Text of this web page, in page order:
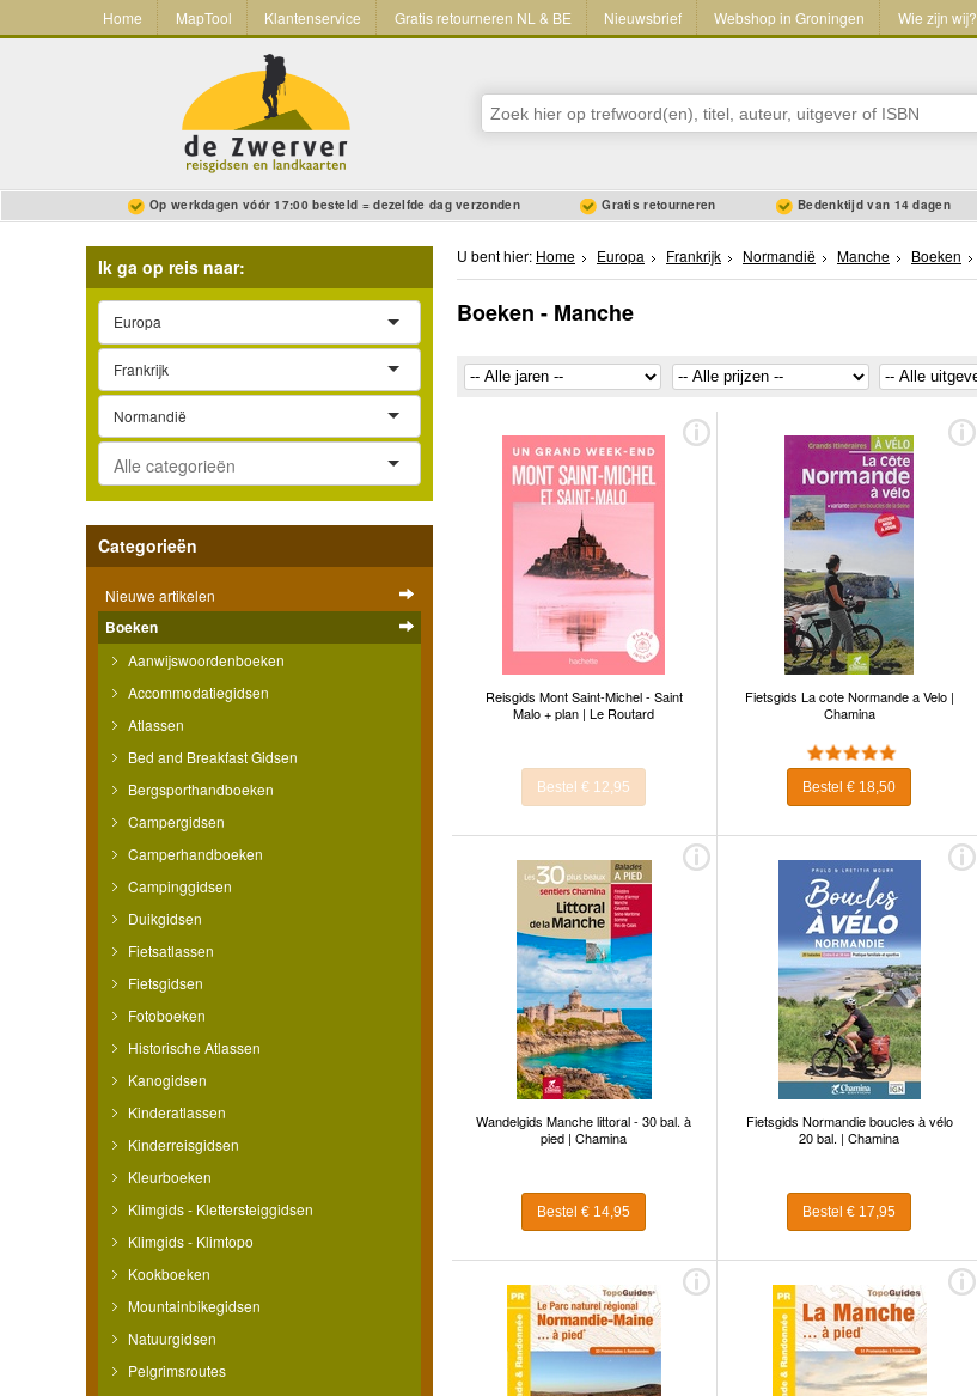
Home MapTool Klantenservice Gratis retourneren NL & BE Nieuwsbrief Webshop in Groningen Wie zijn wij?
Op werkdagen vóór 17:00 besteld = dezelfde dag verzonden Gratis retourneren Bedenktijd van 14 dagen
Ik ga op reis naar:
Europa
Frankrijk
Normandië
Categorieën
Nieuwe artikelen
Boeken
Aanwijswoordenboeken
Accommodatiegidsen
Atlassen
Bed and Breakfast Gidsen
Bergsporthandboeken
Campergidsen
Camperhandboeken
Campinggidsen
Duikgidsen
Fietsatlassen
Fietsgidsen
Fotoboeken
Historische Atlassen
Kanogidsen
Kinderatlassen
Kinderreisgidsen
Kleurboeken
Klimgids - Klettersteiggidsen
Klimgids - Klimtopo
Kookboeken
Mountainbikegidsen
Natuurgidsen
Pelgrimsroutes
U bent hier: Home Europa Frankrijk Normandië Manche Boeken
Boeken - Manche
Reisgids Mont Saint-Michel - Saint
Malo + plan | Le Routard
Bestel € 12,95
Fietsgids La cote Normande a Velo |
Chamina
Bestel € 18,50
Wandelgids Manche littoral - 30 bal. à
pied | Chamina
Bestel € 14,95
Fietsgids Normandie boucles à vélo
20 bal. | Chamina
Bestel € 17,95